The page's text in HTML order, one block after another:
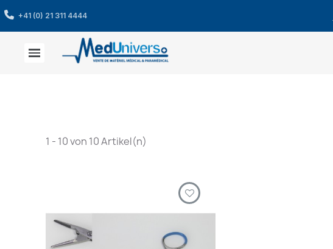
+41 (0) 21 311 4444
1 - 10 von 10 Artikel(n)